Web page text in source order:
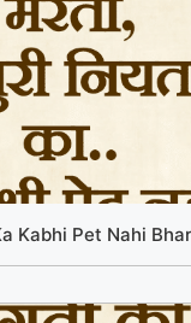
Kabhi Pet Nahi